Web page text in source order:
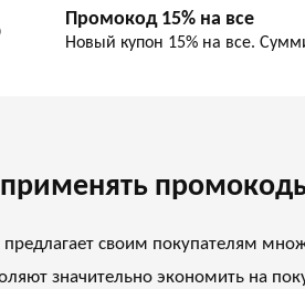
Промокод 15% на все
Новый купон 15% на все.
предлагает своим покупателям
значительно экономить на